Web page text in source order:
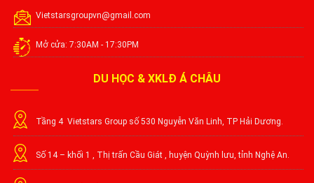
Vietstarsgroupvn@gmail.com
Mở cửa: 7:30AM - 17:30PM
DU HỌC & XKLĐ Á CHÂU
Tầng 4 Vietstars Group số 530 Nguyễn Văn Linh, TP Hải Dương.
Số 14 – khối 1 , Thị trấn Cầu Giát , huyện Quỳnh lưu, tỉnh Nghệ An.